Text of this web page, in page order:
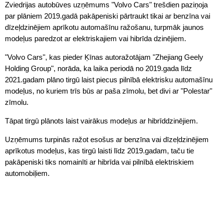
Zviedrijas autobūves uzņēmums "Volvo Cars" trešdien paziņoja
par plāniem 2019.gadā pakāpeniski pārtraukt tikai ar benzīna vai
dīzeļdzinējiem aprīkotu automašīnu ražošanu, turpmāk jaunos
modeļus paredzot ar elektriskajiem vai hibrīda dzinējiem.
"Volvo Cars", kas pieder Ķīnas autoražotājam "Zhejiang Geely
Holding Group", norāda, ka laika periodā no 2019.gada līdz
2021.gadam plāno tirgū laist piecus pilnībā elektrisku automašīnu
modeļus, no kuriem trīs būs ar paša zīmolu, bet divi ar "Polestar"
zīmolu.
Tāpat tirgū plānots laist vairākus modeļus ar hibrīddzinējiem.
Uzņēmums turpinās ražot esošus ar benzīna vai dīzeļdzinējiem
aprīkotus modeļus, kas tirgū laisti līdz 2019.gadam, taču tie
pakāpeniski tiks nomainīti ar hibrīda vai pilnībā elektriskiem
automobiļiem.